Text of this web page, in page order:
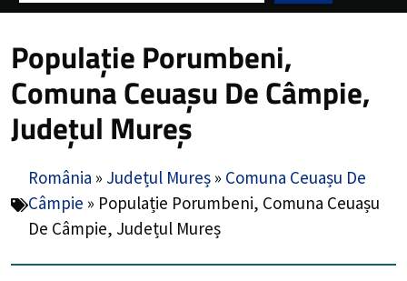
Populație Porumbeni,
Comuna Ceuașu De Câmpie,
Județul Mureș
România » Județul Mureș » Comuna Ceuașu De
Câmpie » Populație Porumbeni, Comuna Ceuașu
De Câmpie, Județul Mureș